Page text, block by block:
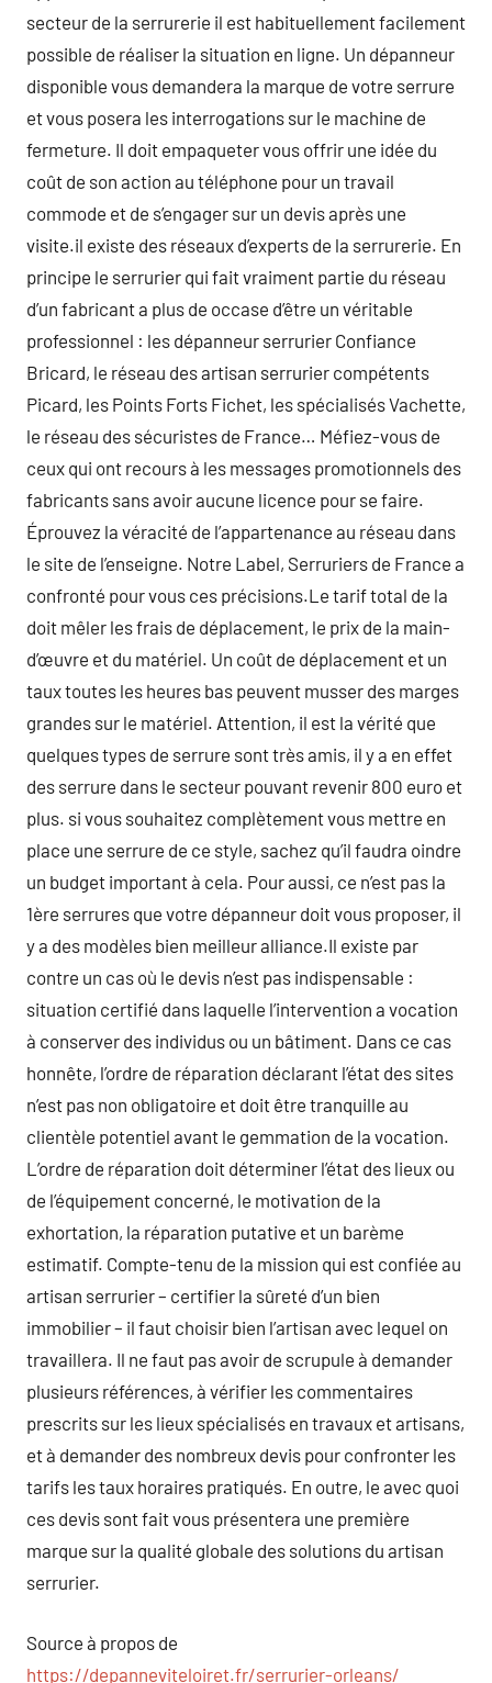
secteur de la serrurerie il est habituellement facilement
possible de réaliser la situation en ligne. Un dépanneur
disponible vous demandera la marque de votre serrure
et vous posera les interrogations sur le machine de
fermeture. Il doit empaqueter vous offrir une idée du
coût de son action au téléphone pour un travail
commode et de s’engager sur un devis après une
visite.il existe des réseaux d’experts de la serrurerie. En
principe le serrurier qui fait vraiment partie du réseau
d’un fabricant a plus de occase d’être un véritable
professionnel : les dépanneur serrurier Confiance
Bricard, le réseau des artisan serrurier compétents
Picard, les Points Forts Fichet, les spécialisés Vachette,
le réseau des sécuristes de France… Méfiez-vous de
ceux qui ont recours à les messages promotionnels des
fabricants sans avoir aucune licence pour se faire.
Éprouvez la véracité de l’appartenance au réseau dans
le site de l’enseigne. Notre Label, Serruriers de France a
confronté pour vous ces précisions.Le tarif total de la
doit mêler les frais de déplacement, le prix de la main-
d’œuvre et du matériel. Un coût de déplacement et un
taux toutes les heures bas peuvent musser des marges
grandes sur le matériel. Attention, il est la vérité que
quelques types de serrure sont très amis, il y a en effet
des serrure dans le secteur pouvant revenir 800 euro et
plus. si vous souhaitez complètement vous mettre en
place une serrure de ce style, sachez qu’il faudra oindre
un budget important à cela. Pour aussi, ce n’est pas la
1ère serrures que votre dépanneur doit vous proposer, il
y a des modèles bien meilleur alliance.Il existe par
contre un cas où le devis n’est pas indispensable :
situation certifié dans laquelle l’intervention a vocation
à conserver des individus ou un bâtiment. Dans ce cas
honnête, l’ordre de réparation déclarant l’état des sites
n’est pas non obligatoire et doit être tranquille au
clientèle potentiel avant le gemmation de la vocation.
L’ordre de réparation doit déterminer l’état des lieux ou
de l’équipement concerné, le motivation de la
exhortation, la réparation putative et un barème
estimatif. Compte-tenu de la mission qui est confiée au
artisan serrurier – certifier la sûreté d’un bien
immobilier – il faut choisir bien l’artisan avec lequel on
travaillera. Il ne faut pas avoir de scrupule à demander
plusieurs références, à vérifier les commentaires
prescrits sur les lieux spécialisés en travaux et artisans,
et à demander des nombreux devis pour confronter les
tarifs les taux horaires pratiqués. En outre, le avec quoi
ces devis sont fait vous présentera une première
marque sur la qualité globale des solutions du artisan
serrurier.
Source à propos de
https://depanneviteloiret.fr/serrurier-orleans/